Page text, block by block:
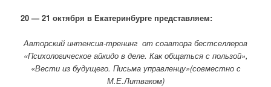
20 — 21 октября в Екатеринбурге представляем:
Авторский интенсив-тренинг от соавтора бестселлеров
«Психологическое айкидо в деле. Как общаться с пользой»,
«Вести из будущего. Письма управленцу»(совместно с
М.Е.Литваком)